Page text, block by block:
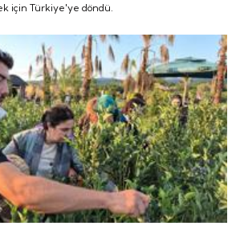
için Türkiye'ye döndü.